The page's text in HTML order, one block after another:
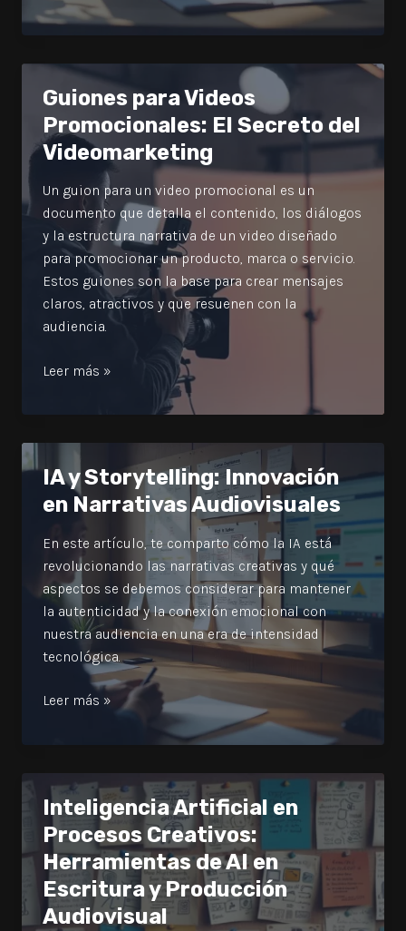
Crear
Guiones
Virales
con
IA:
con
ChatGPT
Guiones para Videos
Promocionales: El Secreto del
Videomarketing
Un guion para un video promocional es un
documento que detalla el contenido, los diálogos
y la estructura narrativa de un video diseñado
para promocionar un producto, marca o servicio.
Estos guiones son la base para crear mensajes
claros, atractivos y que resuenen con la
audiencia.
Guiones
Videos
Secreto
del
Leer más »
IA y Storytelling: Innovación
en Narrativas Audiovisuales
En este artículo, te comparto cómo la IA está
revolucionando las narrativas creativas y qué
aspectos se debemos considerar para mantener
la autenticidad y la conexión emocional con
nuestra audiencia en una era de intensidad
tecnológica.
IA
Storytelling:
en
Narrativas
Audiovisuales
Leer más »
Inteligencia Artificial en
Procesos Creativos:
Herramientas de AI en
Escritura y Producción
Audiovisual